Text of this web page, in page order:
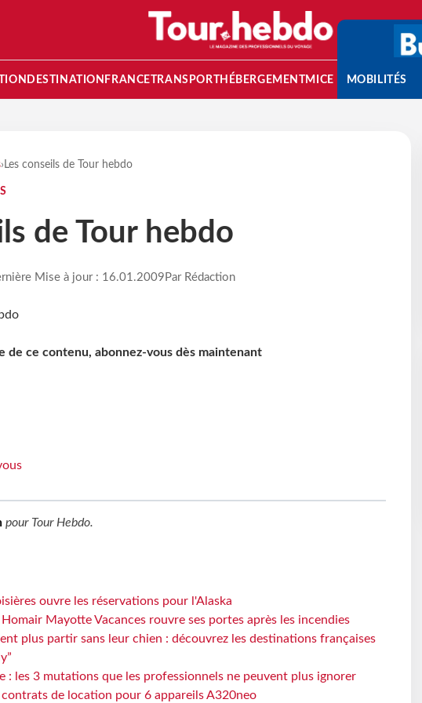
DESTINATION FRANCETRANSPORT HÉBERGEMENTMICE MOBILITÉS
› Les conseils de Tour hebdo
de Tour hebdo
Mise à jour : 16.01.2009Par Rédaction
de ce contenu, abonnez-vous dès maintenant
pour Tour Hebdo.
ouvre les réservations pour l'Alaska
Homair Mayotte Vacances rouvre ses portes après les incendies
plus partir sans leur chien : découvrez les destinations françaises
: les 3 mutations que les professionnels ne peuvent plus ignorer
contrats de location pour 6 appareils A320neo